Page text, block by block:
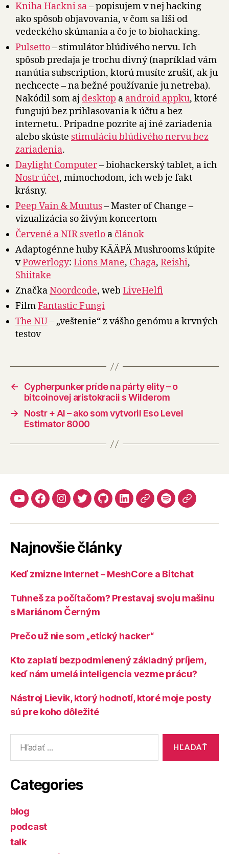
Kniha Hackni sa– popisujem v nej hacking
ako spôsob objavovania, v čom sa líši od
vedeckého skúmania a čo je to biohacking.
Pulsetto– stimulátor blúdivého nervu. Ich
spôsob predaja je trochu divný (napríklad vám
nanútia subscription, ktorú musíte zrušiť, ak ju
nechcecte – na bežné používanie ju netreba).
Nakódil som aj desktop a android appku, ktoré
fungujú bez prihlasovania k účtu a bez
internetu.. Prípadne pozrite aj iné zariadenia
alebo skúste stimuláciu blúdivého nervu bez
zariadenia.
Daylight Computer– biohackerský tablet, a ich
Nostr účet, mimochodom, ich web je fakt
krásny.
Peep Vain & Muutus– Master of Change –
vizualizácia so živým koncertom
Červené a NIR svetlo a článok
Adaptogénne huby KÄÄPÄ Mushrooms kúpite
vPowerlogy: Lions Mane, Chaga, Reishi,
Shiitake
ZnačkaNoordcode, web LiveHelfi
FilmFantastic Fungi
The NU– „veštenie“ z vášho genómu a krvných
testov
←
Cypherpunker príde na párty elity – o
bitcoinovej aristokracii s Wilderom
→
Nostr + AI – ako som vytvoril Eso Level
Estimator 8000
YouTubeFacebookInstagram
TwitterGithubLinkedIn
AppleSpotifyMastodon
Najnovšie články
Keď zmizne Internet – MeshCore a Bitchat
Tuhneš za počítačom? Prestavaj svoju mašinu
s Mariánom Černým
Prečo už nie som „etický hacker“
Kto zaplatí bezpodmienený základný príjem,
keď nám umelá inteligencia vezme prácu?
Nástroj Lievik, ktorý hodnotí, ktoré moje posty
sú pre koho dôležité
Categories
blog
podcast
talk